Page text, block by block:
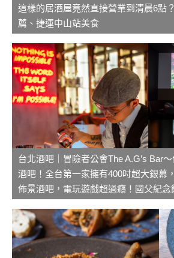
這樣的居酒屋竟然直接營業到清晨6點
薦、捷運中山站美食
台北酒吧｜冒險者公會The A.G’s Bar
酒吧！全台第一家擁有400吋超大銀幕
佈景酒吧，電玩遊戲超過癮！國父紀念